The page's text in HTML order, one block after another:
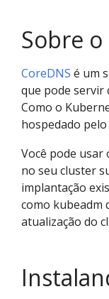
Sobre o
CoreDNS é um
que pode servir
Como o
hospedado pelo
Você pode usar
no seu cluster
implantação
como kubeadm
atualização do